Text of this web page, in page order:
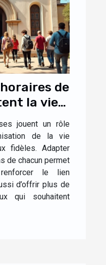
de
la vie
jouent un rôle
de la vie
fidèles. Adapter
de chacun permet
le lien
d’offrir plus de
qui souhaitent